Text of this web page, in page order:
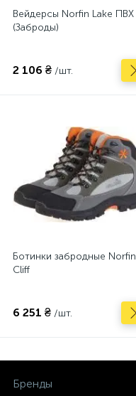
Вейдерсы Norfin Lake ПВХ
(Заброды)
2 106 ₴ /шт.
Ботинки забродные Norfin
Cliff
6 251 ₴ /шт.
Бренды